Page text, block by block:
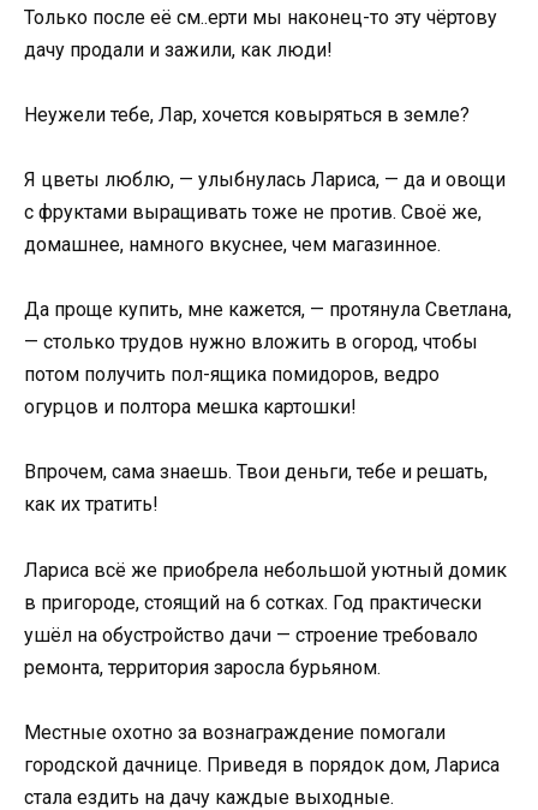
Только после её см..ерти мы наконец-то эту чёртову
дачу продали и зажили, как люди!
Неужели тебе, Лар, хочется ковыряться в земле?
Я цветы люблю, — улыбнулась Лариса, — да и овощи
с фруктами выращивать тоже не против. Своё же,
домашнее, намного вкуснее, чем магазинное.
Да проще купить, мне кажется, — протянула Светлана,
— столько трудов нужно вложить в огород, чтобы
потом получить пол-ящика помидоров, ведро
огурцов и полтора мешка картошки!
Впрочем, сама знаешь. Твои деньги, тебе и решать,
как их тратить!
Лариса всё же приобрела небольшой уютный домик
в пригороде, стоящий на 6 сотках. Год практически
ушёл на обустройство дачи — строение требовало
ремонта, территория заросла бурьяном.
Местные охотно за вознаграждение помогали
городской дачнице. Приведя в порядок дом, Лариса
стала ездить на дачу каждые выходные.